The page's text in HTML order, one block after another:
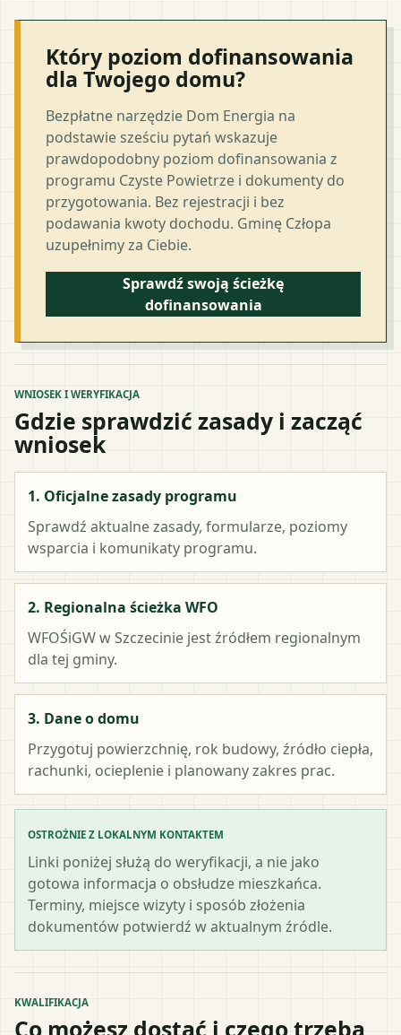
Który poziom dofinansowania
dla Twojego domu?
Bezpłatne narzędzie Dom Energia na
podstawie sześciu pytań wskazuje
prawdopodobny poziom dofinansowania z
programu Czyste Powietrze i dokumenty do
przygotowania. Bez rejestracji i bez
podawania kwoty dochodu. Gminę Człopa
uzupełnimy za Ciebie.
Sprawdź swoją ścieżkę
dofinansowania
WNIOSEK I WERYFIKACJA
Gdzie sprawdzić zasady i zacząć
wniosek
1. Oficjalne zasady programu
Sprawdź aktualne zasady, formularze, poziomy
wsparcia i komunikaty programu.
2. Regionalna ścieżka WFO
WFOŚiGW w Szczecinie jest źródłem regionalnym
dla tej gminy.
3. Dane o domu
Przygotuj powierzchnię, rok budowy, źródło ciepła,
rachunki, ocieplenie i planowany zakres prac.
OSTROŻNIE Z LOKALNYM KONTAKTEM
Linki poniżej służą do weryfikacji, a nie jako
gotowa informacja o obsłudze mieszkańca.
Terminy, miejsce wizyty i sposób złożenia
dokumentów potwierdź w aktualnym źródle.
KWALIFIKACJA
Co możesz dostać i czego trzeba